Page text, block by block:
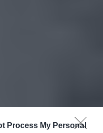
Process My Personal